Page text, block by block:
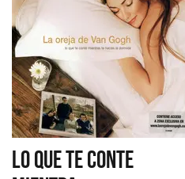
LO QUE TE CONTE